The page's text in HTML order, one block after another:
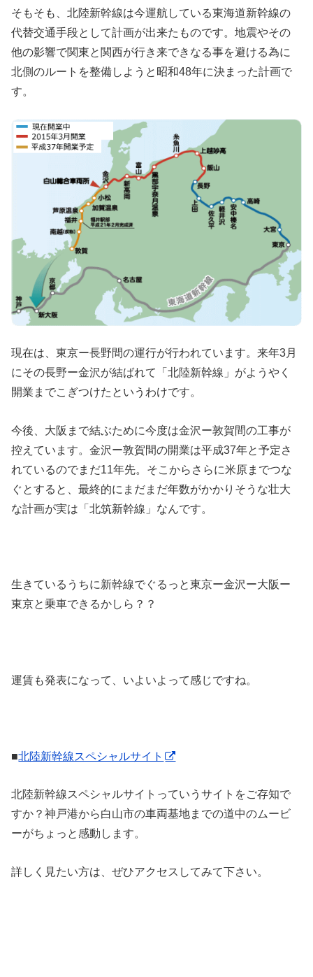
そもそも、北陸新幹線は今運航している東海道新幹線の
代替交通手段として計画が出来たものです。地震やその
他の影響で関東と関西が行き来できなる事を避ける為に
北側のルートを整備しようと昭和48年に決まった計画で
す。
現在は、東京ー長野間の運行が行われています。来年3月
にその長野ー金沢が結ばれて「北陸新幹線」がようやく
開業までこぎつけたというわけです。
今後、大阪まで結ぶために今度は金沢ー敦賀間の工事が
控えています。金沢ー敦賀間の開業は平成37年と予定さ
れているのでまだ11年先。そこからさらに米原までつな
ぐとすると、最終的にまだまだ年数がかかりそうな壮大
な計画が実は「北筑新幹線」なんです。
生きているうちに新幹線でぐるっと東京ー金沢ー大阪ー
東京と乗車できるかしら？？
運賃も発表になって、いよいよって感じですね。
■北陸新幹線スペシャルサイト
北陸新幹線スペシャルサイトっていうサイトをご存知で
すか？神戸港から白山市の車両基地までの道中のムービ
ーがちょっと感動します。
詳しく見たい方は、ぜひアクセスしてみて下さい。